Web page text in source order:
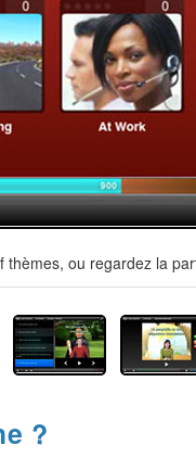
thèmes, ou regardez la
?